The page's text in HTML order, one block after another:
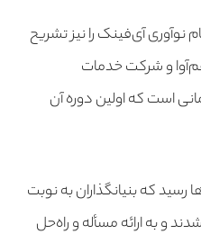
نوآوری آی‌فینک را نیز تشریح
و شرکت خدمات
است که اولین دوره آن
رسید که بنیانگذاران به نوبت
و به ارائه مسأله و راه‌حل